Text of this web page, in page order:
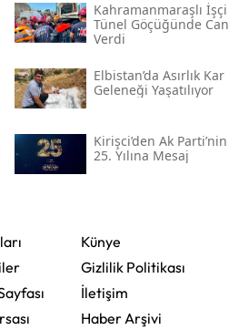
Kahramanmaraşlı İşçi
Tünel Göçüğünde Can
Verdi
Elbistan’da Asırlık Kar
Geleneği Yaşatılıyor
Kirişci’den Ak Parti’nin
25. Yılına Mesaj
Künye
Gizlilik Politikası
İletişim
Haber Arşivi